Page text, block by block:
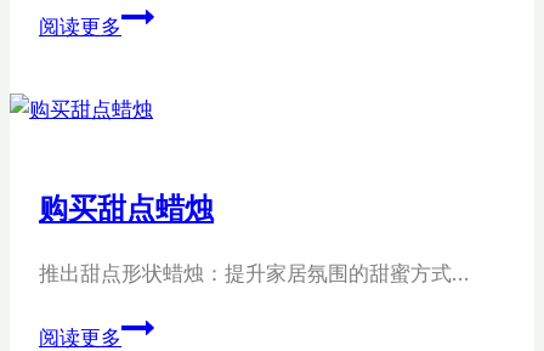
阅读更多魔
泡
购买甜点蜡烛
推出甜点形状蜡烛：提升家居氛围的甜蜜方式…
阅读更多购